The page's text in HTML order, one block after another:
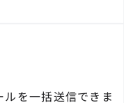
を一括送信できま